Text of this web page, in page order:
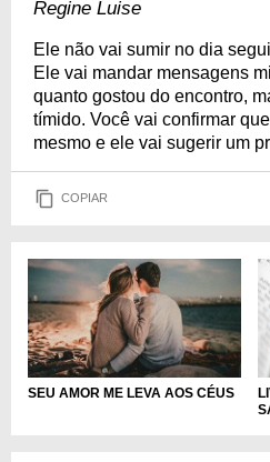
Regine Luise
Ele não vai sumir no dia
Ele vai mandar mensagens
quanto gostou do encontro,
tímido. Você vai confirmar
mesmo e ele vai sugerir um
COPIAR
SEU AMOR ME LEVA AOS CÉUS